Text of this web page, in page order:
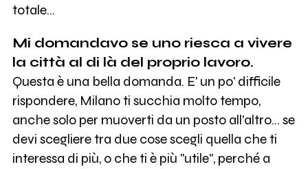
totale…
Mi domandavo se uno riesca a vivere
la città al di là del proprio lavoro.
Questa è una bella domanda. E' un po' difficile
rispondere, Milano ti succhia molto tempo,
anche solo per muoverti da un posto all'altro… se
devi scegliere tra due cose scegli quella che ti
interessa di più, o che ti è più "utile", perché a